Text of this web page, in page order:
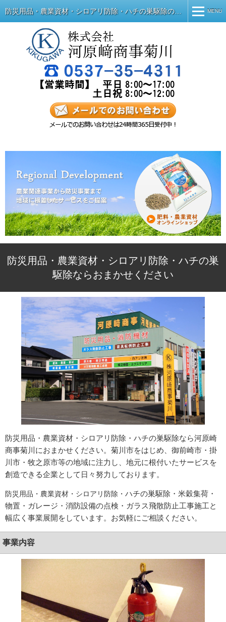
防災用品・農業資材・シロアリ防除・ハチの巣駆除の河原崎商事菊川 MENU
MENU
ホーム
防災用品・農業資材・シロアリ防除・ハチの巣
駆除ならおまかせください
防災用品・農業資材・シロアリ防除・ハチの巣駆除なら河原崎
商事菊川におまかせください。菊川市をはじめ、御前崎市・掛
川市・牧之原市等の地域に注力し、地元に根付いたサービスを
創造できる企業として日々努力しております。
防災用品・農業資材・シロアリ防除・ ハチの巣駆除・米穀集荷・
物置・ガレージ・消防設備の点検・ガラス飛散防止工事施工と
幅広く事業展開をしています。お気軽にご相談ください。
事業内容